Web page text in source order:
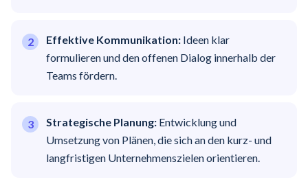
Effektive Kommunikation: Ideen klar
formulieren und den offenen Dialog innerhalb der
Teams fördern.
Strategische Planung: Entwicklung und
Umsetzung von Plänen, die sich an den kurz- und
langfristigen Unternehmenszielen orientieren.